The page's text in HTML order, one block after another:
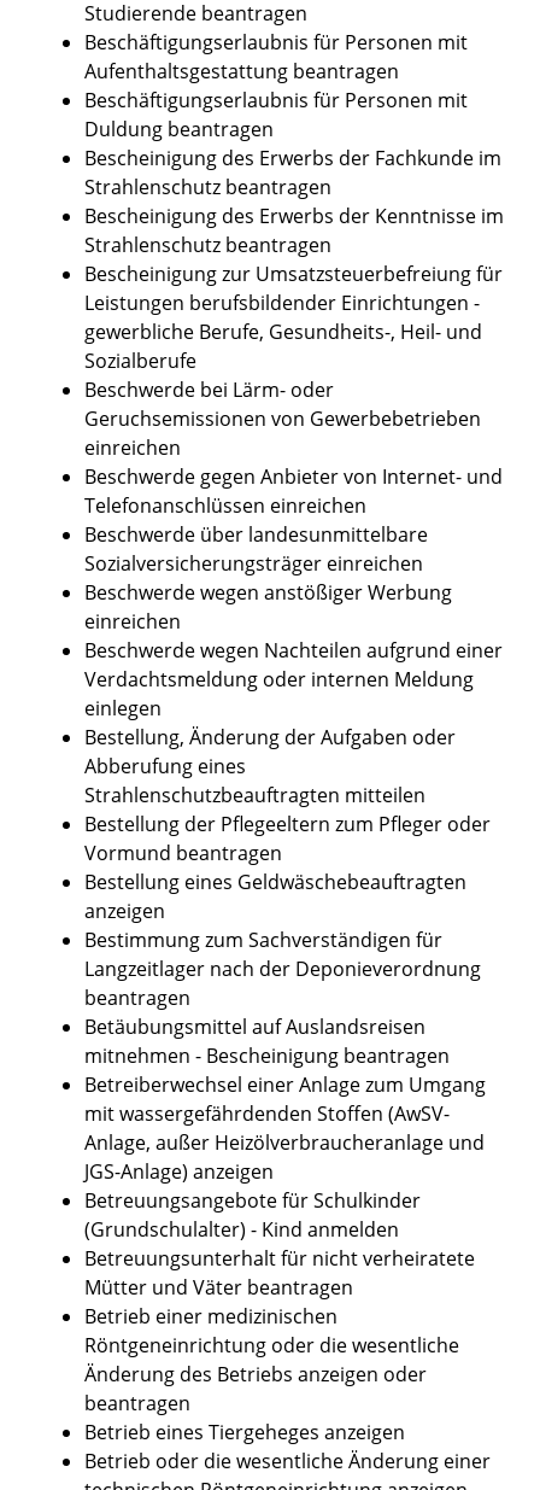
Studierende beantragen
Beschäftigungserlaubnis für Personen mit
Aufenthaltsgestattung beantragen
Beschäftigungserlaubnis für Personen mit
Duldung beantragen
Bescheinigung des Erwerbs der Fachkunde im
Strahlenschutz beantragen
Bescheinigung des Erwerbs der Kenntnisse im
Strahlenschutz beantragen
Bescheinigung zur Umsatzsteuerbefreiung für
Leistungen berufsbildender Einrichtungen -
gewerbliche Berufe, Gesundheits-, Heil- und
Sozialberufe
Beschwerde bei Lärm- oder
Geruchsemissionen von Gewerbebetrieben
einreichen
Beschwerde gegen Anbieter von Internet- und
Telefonanschlüssen einreichen
Beschwerde über landesunmittelbare
Sozialversicherungsträger einreichen
Beschwerde wegen anstößiger Werbung
einreichen
Beschwerde wegen Nachteilen aufgrund einer
Verdachtsmeldung oder internen Meldung
einlegen
Bestellung, Änderung der Aufgaben oder
Abberufung eines
Strahlenschutzbeauftragten mitteilen
Bestellung der Pflegeeltern zum Pfleger oder
Vormund beantragen
Bestellung eines Geldwäschebeauftragten
anzeigen
Bestimmung zum Sachverständigen für
Langzeitlager nach der Deponieverordnung
beantragen
Betäubungsmittel auf Auslandsreisen
mitnehmen - Bescheinigung beantragen
Betreiberwechsel einer Anlage zum Umgang
mit wassergefährdenden Stoffen (AwSV-
Anlage, außer Heizölverbraucheranlage und
JGS-Anlage) anzeigen
Betreuungsangebote für Schulkinder
(Grundschulalter) - Kind anmelden
Betreuungsunterhalt für nicht verheiratete
Mütter und Väter beantragen
Betrieb einer medizinischen
Röntgeneinrichtung oder die wesentliche
Änderung des Betriebs anzeigen oder
beantragen
Betrieb eines Tiergeheges anzeigen
Betrieb oder die wesentliche Änderung einer